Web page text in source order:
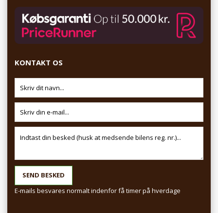
KONTAKT OS
E-mails besvares normalt indenfor få timer på hverdage